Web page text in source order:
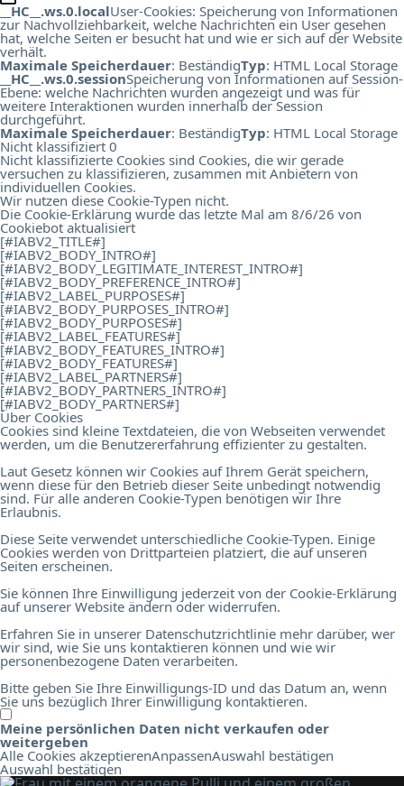
__HC__.ws.0.localUser-Cookies: Speicherung von Informationen
zur Nachvollziehbarkeit, welche Nachrichten ein User gesehen
hat, welche Seiten er besucht hat und wie er sich auf der Website
verhält.
Maximale Speicherdauer: BeständigTyp: HTML Local Storage
__HC__.ws.0.sessionSpeicherung von Informationen auf Session-
Ebene: welche Nachrichten wurden angezeigt und was für
weitere Interaktionen wurden innerhalb der Session
durchgeführt.
Maximale Speicherdauer: BeständigTyp: HTML Local Storage
Nicht klassifiziert 0
Nicht klassifizierte Cookies sind Cookies, die wir gerade
versuchen zu klassifizieren, zusammen mit Anbietern von
individuellen Cookies.
Wir nutzen diese Cookie-Typen nicht.
Die Cookie-Erklärung wurde das letzte Mal am 8/6/26 von
Cookiebot aktualisiert
[#IABV2_TITLE#]
[#IABV2_BODY_INTRO#]
[#IABV2_BODY_LEGITIMATE_INTEREST_INTRO#]
[#IABV2_BODY_PREFERENCE_INTRO#]
[#IABV2_LABEL_PURPOSES#]
[#IABV2_BODY_PURPOSES_INTRO#]
[#IABV2_BODY_PURPOSES#]
[#IABV2_LABEL_FEATURES#]
[#IABV2_BODY_FEATURES_INTRO#]
[#IABV2_BODY_FEATURES#]
[#IABV2_LABEL_PARTNERS#]
[#IABV2_BODY_PARTNERS_INTRO#]
[#IABV2_BODY_PARTNERS#]
Über Cookies
Cookies sind kleine Textdateien, die von Webseiten verwendet
werden, um die Benutzererfahrung effizienter zu gestalten.
Laut Gesetz können wir Cookies auf Ihrem Gerät speichern,
wenn diese für den Betrieb dieser Seite unbedingt notwendig
sind. Für alle anderen Cookie-Typen benötigen wir Ihre
Erlaubnis.
Diese Seite verwendet unterschiedliche Cookie-Typen. Einige
Cookies werden von Drittparteien platziert, die auf unseren
Seiten erscheinen.
Sie können Ihre Einwilligung jederzeit von der Cookie-Erklärung
auf unserer Website ändern oder widerrufen.
Erfahren Sie in unserer Datenschutzrichtlinie mehr darüber, wer
wir sind, wie Sie uns kontaktieren können und wie wir
personenbezogene Daten verarbeiten.
Bitte geben Sie Ihre Einwilligungs-ID und das Datum an, wenn
Sie uns bezüglich Ihrer Einwilligung kontaktieren.
Meine persönlichen Daten nicht verkaufen oder
weitergeben
Alle Cookies akzeptierenAnpassenAuswahl bestätigen
Auswahl bestätigen